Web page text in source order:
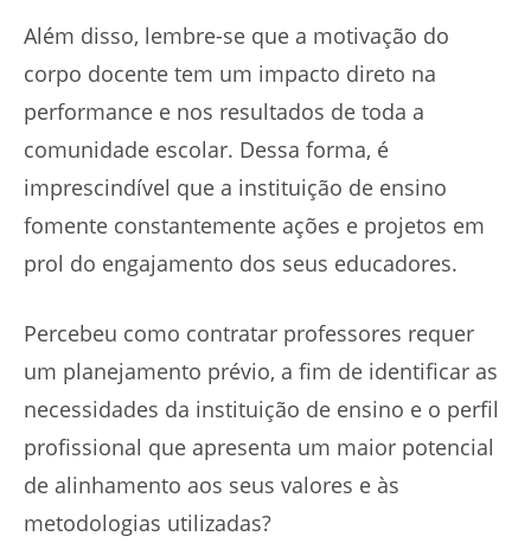
Além disso, lembre-se que a motivação do
corpo docente tem um impacto direto na
performance e nos resultados de toda a
comunidade escolar. Dessa forma, é
imprescindível que a instituição de ensino
fomente constantemente ações e projetos em
prol do engajamento dos seus educadores.
Percebeu como contratar professores requer
um planejamento prévio, a fim de identificar as
necessidades da instituição de ensino e o perfil
profissional que apresenta um maior potencial
de alinhamento aos seus valores e às
metodologias utilizadas?